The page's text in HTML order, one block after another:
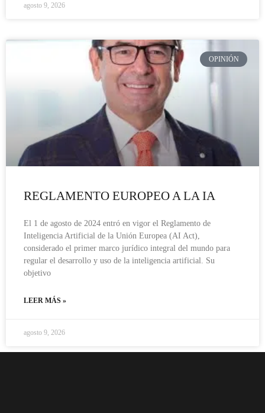
agosto 9, 2026
OPINIÓN
REGLAMENTO EUROPEO A LA IA
El 1 de agosto de 2024 entró en vigor el Reglamento de
Inteligencia Artificial de la Unión Europea (AI Act),
considerado el primer marco jurídico integral del mundo para
regular el desarrollo y uso de la inteligencia artificial. Su
objetivo
LEER MÁS »
agosto 9, 2026